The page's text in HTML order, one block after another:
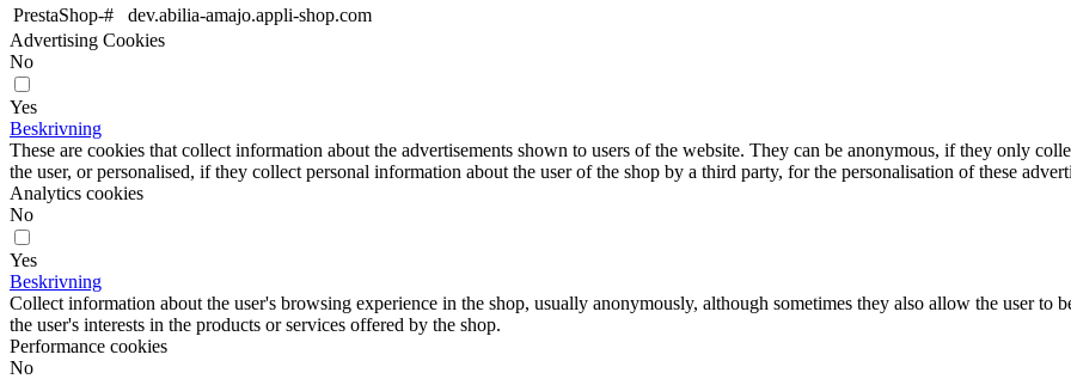
PrestaShop-#
dev.abilia-amajo.appli-shop.com
Advertising Cookies
No
Yes
Beskrivning
These are cookies that collect information about the advertisements shown to users of the website. They can be anonymous, if they only
the user, or personalised, if they collect personal information about the user of the shop by a third party, for the personalisation of these
Analytics cookies
No
Yes
Beskrivning
Collect information about the user's browsing experience in the shop, usually anonymously, although sometimes they also allow the user
the user's interests in the products or services offered by the shop.
Performance cookies
No